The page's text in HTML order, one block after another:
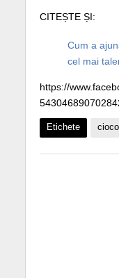
CITEȘTE ȘI:
Cum a
cel mai
https://
Etichete